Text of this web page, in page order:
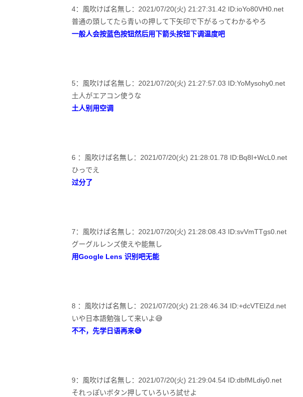
4：風吹けば名無し：2021/07/20(火) 21:27:31.42 ID:ioYo80VH0.net
普通の頭してたら青いの押して下矢印で下がるってわかるやろ
一般人会按蓝色按钮然后用下箭头按钮下调温度吧
5：風吹けば名無し：2021/07/20(火) 21:27:57.03 ID:YoMysohy0.net
土人がエアコン使うな
土人别用空调
6 ：風吹けば名無し：2021/07/20(火) 21:28:01.78 ID:Bq8I+WcL0.net
ひっでえ
过分了
7：風吹けば名無し：2021/07/20(火) 21:28:08.43 ID:svVmTTgs0.net
グーグルレンズ使えや能無し
用Google Lens 识别吧无能
8 ：風吹けば名無し：2021/07/20(火) 21:28:46.34 ID:+dcVTEIZd.net
いや日本語勉強して来いよ😅
不不，先学日语再来😅
9：風吹けば名無し：2021/07/20(火) 21:29:04.54 ID:dbfMLdiy0.net
それっぽいボタン押していろいろ試せよ